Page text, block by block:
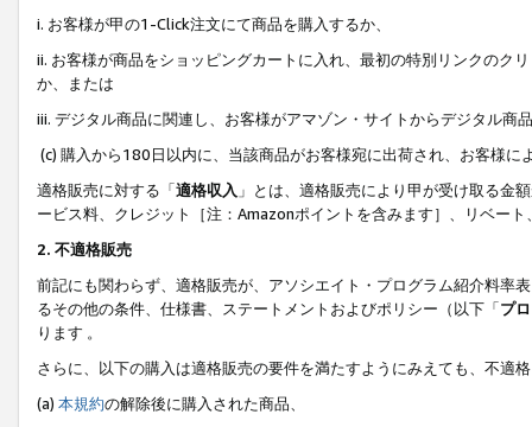
i. お客様が甲の1-Click注文にて商品を購入するか、
ii. お客様が商品をショッピングカートに入れ、最初の特別リンクのク
か、または
iii. デジタル商品に関連し、お客様がアマゾン・サイトからデジタル
(c) 購入から180日以内に、当該商品がお客様宛に出荷され、お客様
適格販売に対する「適格収入 」とは、適格販売により甲が受け取る金
ービス料、クレジット［注：Amazonポイントを含みます］、リベー
2. 不適格販売
前記にも関わらず、適格販売が、アソシエイト・プログラム紹介料率
るその他の条件、仕様書、ステートメントおよびポリシー（以下「プ
ります 。
さらに、以下の購入は適格販売の要件を満たすようにみえても、不適
(a) 本規約の解除後に購入された商品、